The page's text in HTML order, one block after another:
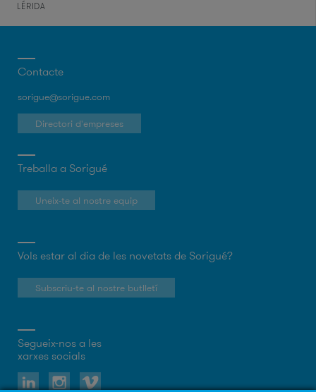
LÉRIDA
Contacte
sorigue@sorigue.com
Directori d'empreses
Treballa a Sorigué
Uneix-te al nostre equip
Vols estar al dia de les novetats de Sorigué?
Subscriu-te al nostre butlletí
Segueix-nos a les
xarxes socials